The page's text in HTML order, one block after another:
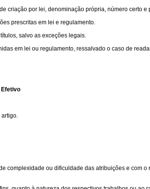
criação por lei, denominação própria, número certo e
prescritas em lei e regulamento.
salvo as exceções legais.
em lei ou regulamento, ressalvado o caso de
artigo.
complexidade ou dificuldade das atribuições e com